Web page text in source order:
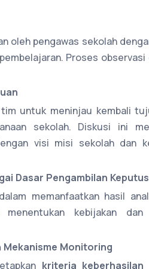
oleh pengawas sekolah
Proses observasi
untuk meninjau kembali
sekolah. Diskusi ini
visi misi sekolah dan
Dasar Pengambilan
memanfaatkan hasil
kebijakan dan
Mekanisme Monitoring
kriteria keberhasilan